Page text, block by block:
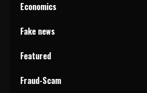
Economics
Fake news
Featured
Fraud-Scam